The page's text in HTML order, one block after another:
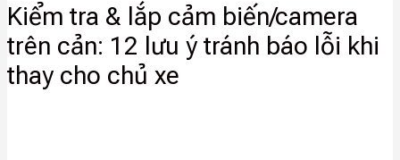
Kiểm tra & lắp cảm biến/camera
trên cản: 12 lưu ý tránh báo lỗi khi
thay cho chủ xe